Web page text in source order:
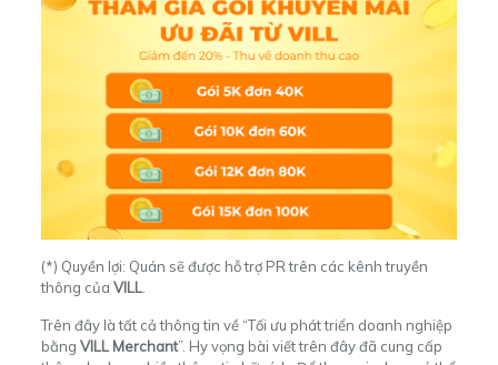
(*) Quyền lợi: Quán sẽ được hỗ trợ PR trên các kênh truyền
thông của VILL.
Trên đây là tất cả thông tin về “Tối ưu phát triển doanh nghiệp
bằng VILL Merchant”. Hy vọng bài viết trên đây đã cung cấp